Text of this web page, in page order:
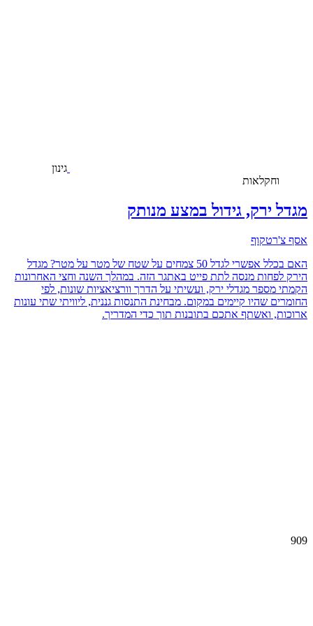
גינון
וחקלאות
מגדל ירק, גידול במצע מנותק
אסף צ'רטקוף
האם בכלל אפשרי לגדל 50 צמחים על שטח של מטר על מטר? מגדל
הירק לפחות מנסה לתת פייט באתגר הזה. במהלך השנה וחצי האחרונות
הקמתי מספר מגדלי ירק, ועשיתי על הדרך וורציאציות שונות, לפי
החומרים שהיו קיימים במקום. מבחינת התנסות גננית, ליוויתי שתי עונות
ארוכות, ואשתף אתכם בתובנות תוך כדי המדריך.
909